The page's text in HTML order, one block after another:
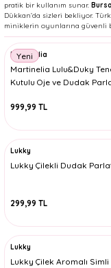
pratik bir kullanım sunar.
Dükkan’da sizleri bekliyor.
miniklerin oyunlarına güvenli
Yeni
Martinelia
Martinelia Lulu&Duky
Kutulu Oje ve Dudak
999,99 TL
Lukky
Lukky Çilekli Dudak
299,99 TL
Lukky
Lukky Çilek Aromalı